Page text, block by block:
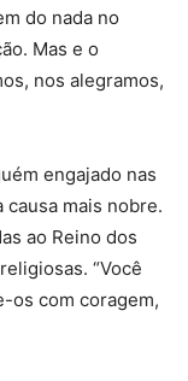
do nada no
Mas e o
nos alegramos,
engajado nas
causa mais nobre.
ao Reino dos
“Você
os com coragem,